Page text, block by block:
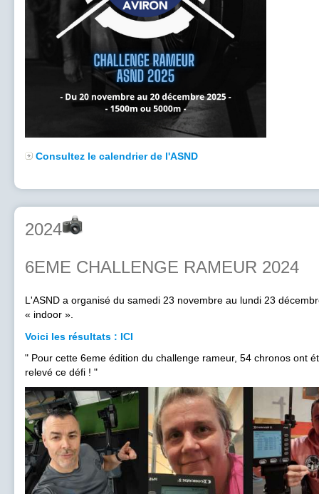
Consultez le calendrier de l'ASND
2024
6EME CHALLENGE RAMEUR 2024
L'ASND a organisé du samedi 23 novembre au lundi 23
« indoor ».
Voici les résultats : ICI
" Pour cette 6eme édition du challenge rameur, 54 chronos ont
relevé ce défi ! "